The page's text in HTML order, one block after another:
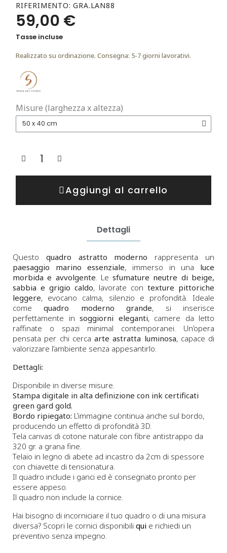
RIFERIMENTO GRA.LAN88
59,00 €
Tasse incluse
Realizzato su ordinazione. Consegna: 5-7 giorni lavorativi.
Misure (larghezza x altezza)
Aggiungi al carrello
Dettagli
Questo quadro astratto moderno rappresenta un
paesaggio marino essenziale, immerso in una luce
morbida e avvolgente . Lesfumature neutre di beige,
sabbia e grigio caldo, lavorate con texture pittoriche
leggere, evocano calma, silenzio e profondità. Ideale
comequadro moderno grande, si inserisce
perfettamente in soggiorni eleganti, camere da letto
raffinate o spazi minimal contemporanei. Un’opera
pensata per chi cerca arte astratta luminosa, capace di
valorizzare l’ambiente senza appesantirlo.
Dettagli:
Disponibile in diverse misure.
Stampa digitale in alta definizione con ink certificati
green gard gold.
Bordo ripiegato: L’immagine continua anche sul bordo,
producendo un effetto di profondità 3D.
Tela canvas di cotone naturale con fibre antistrappo da
320 gr. a grana fine.
Telaio in legno di abete ad incastro da 2cm di spessore
con chiavette di tensionatura.
Il quadro include i ganci ed è consegnato pronto per
essere appeso.
Il quadro non include la cornice.
Hai bisogno di incorniciare il tuo quadro o di una misura
diversa? Scopri le cornici disponibili qui e richiedi un
preventivo senza impegno.